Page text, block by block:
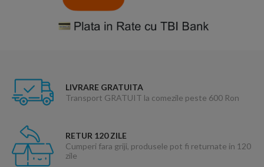
LIVRARE GRATUITA
Transport GRATUIT la comezile peste 600 Ron
RETUR 120 ZILE
Cumperi fara griji, produsele pot fi returnate in 120
zile